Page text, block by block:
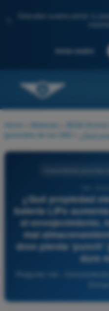
Descubre nuestro portal: tu
Iniciar sesión
Home Materias AESA Drones
generales de los UAS
¿Qué propiedad
batería LiPo
el envejecimiento,
mal
dron pierda 'punch'
dure
Pregunta 144 -